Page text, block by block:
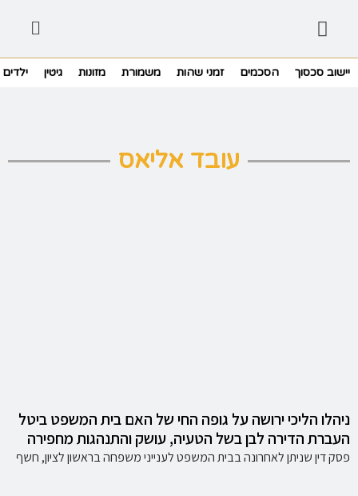
יישוב סכסוך הסכמים זמני שהות משמורת מזונות גיטין ילדים
עובד אליאס
ניהלו הליכי ירושה על גופה החי של האם בית המשפט ביטל
העברת הדירה לבן בשל הטעיה, עושק והתנהגות מחפירה
פסק דין שניתן לאחרונה בבית המשפט לענייני משפחה בראשון לציון, חשף